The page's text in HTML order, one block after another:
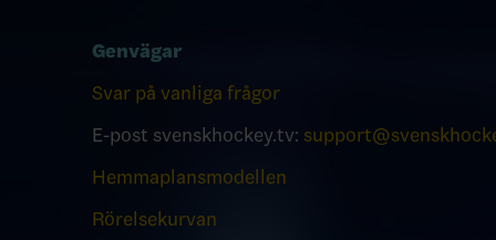
Genvägar
Svar på vanliga frågor
E-post svenskhockey.tv:
Hemmaplansmodellen
Rörelsekurvan